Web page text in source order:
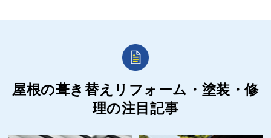
屋根の葺き替えリフォーム・塗装・修
理の注目記事